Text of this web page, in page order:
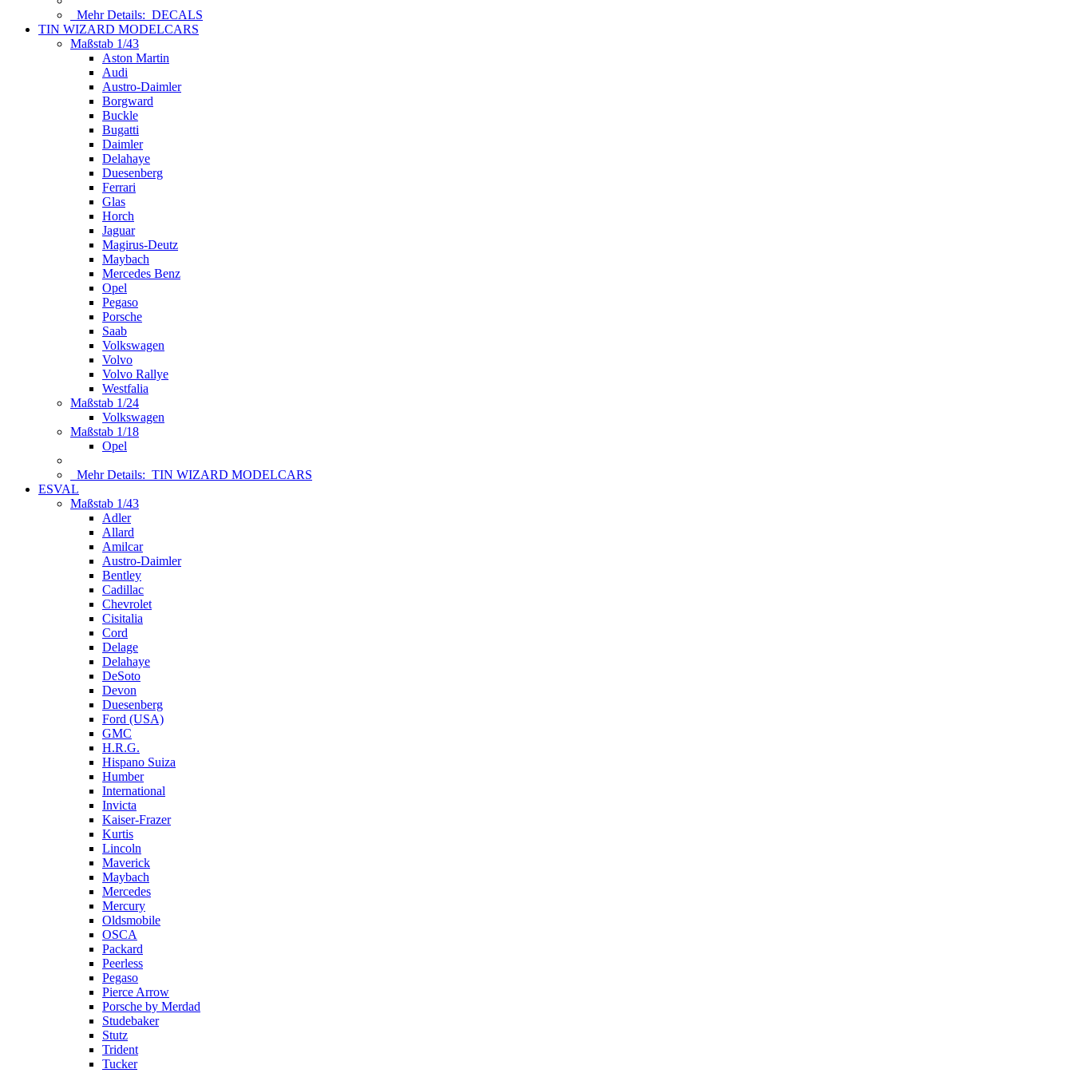
Mehr Details: DECALS
TIN WIZARD MODELCARS
Maßstab 1/43
Aston Martin
Audi
Austro-Daimler
Borgward
Buckle
Bugatti
Daimler
Delahaye
Duesenberg
Ferrari
Glas
Horch
Jaguar
Magirus-Deutz
Maybach
Mercedes Benz
Opel
Pegaso
Porsche
Saab
Volkswagen
Volvo
Volvo Rallye
Westfalia
Maßstab 1/24
Volkswagen
Maßstab 1/18
Opel
Mehr Details: TIN WIZARD MODELCARS
ESVAL
Maßstab 1/43
Adler
Allard
Amilcar
Austro-Daimler
Bentley
Cadillac
Chevrolet
Cisitalia
Cord
Delage
Delahaye
DeSoto
Devon
Duesenberg
Ford (USA)
GMC
H.R.G.
Hispano Suiza
Humber
International
Invicta
Kaiser-Frazer
Kurtis
Lincoln
Maverick
Maybach
Mercedes
Mercury
Oldsmobile
OSCA
Packard
Peerless
Pegaso
Pierce Arrow
Porsche by Merdad
Studebaker
Stutz
Trident
Tucker